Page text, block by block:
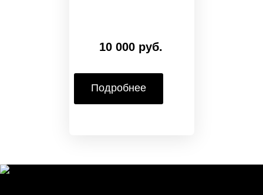
10 000 руб.
Подробнее